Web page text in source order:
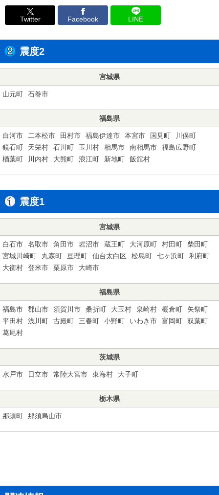
Twitter Facebook LINE
震度2
宮城県
山元町 石巻市
福島県
白河市 二本松市 田村市 福島伊達市 本宮市 国見町
川俣町
鏡石町
天栄村 石川町 玉川村 相馬市 南相馬市
福島広野町
楢葉町
川内村 大熊町 浪江町 新地町 飯舘村
震度1
宮城県
白石市 名取市 角田市 岩沼市 蔵王町 大河原町 村田町
柴田町
宮城川崎町
丸森町 亘理町 仙台太白区 松島町 七ヶ浜町
利府町
大衡村
登米市 栗原市 大崎市
福島県
福島市 郡山市 須賀川市 桑折町 大玉村 泉崎村 棚倉町
矢祭町
平田村
浅川町 古殿町 三春町 小野町 いわき市 富岡町
双葉町
葛尾村
茨城県
水戸市 日立市 常陸大宮市 東海村 大子町
栃木県
那須町 那須烏山市